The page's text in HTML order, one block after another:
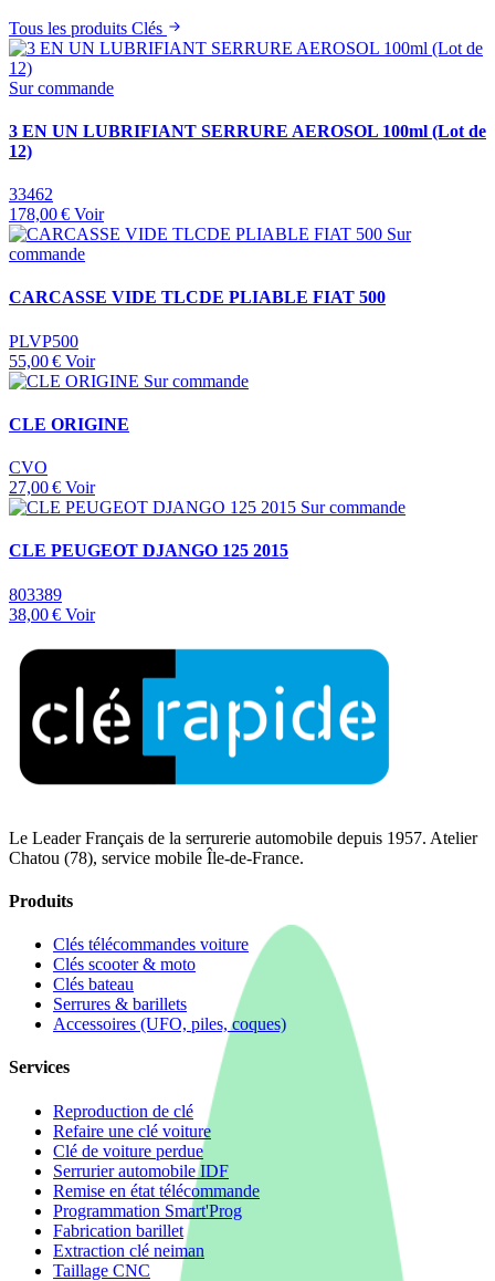
Tous les produits Clés
Sur commande
3 EN UN LUBRIFIANT SERRURE AEROSOL 100ml (Lot de
12)
33462
178,00 € Voir
Sur
commande
CARCASSE VIDE TLCDE PLIABLE FIAT 500
PLVP500
55,00 € Voir
Sur commande
CLE ORIGINE
CVO
27,00 € Voir
Sur commande
CLE PEUGEOT DJANGO 125 2015
803389
38,00 € Voir
Le Leader Français de la serrurerie automobile depuis 1957. Atelier
Chatou (78), service mobile Île-de-France.
Produits
Clés télécommandes voiture
Clés scooter & moto
Clés bateau
Serrures & barillets
Accessoires (UFO, piles, coques)
Services
Reproduction de clé
Refaire une clé voiture
Clé de voiture perdue
Serrurier automobile IDF
Remise en état télécommande
Programmation Smart'Prog
Fabrication barillet
Extraction clé neiman
Taillage CNC